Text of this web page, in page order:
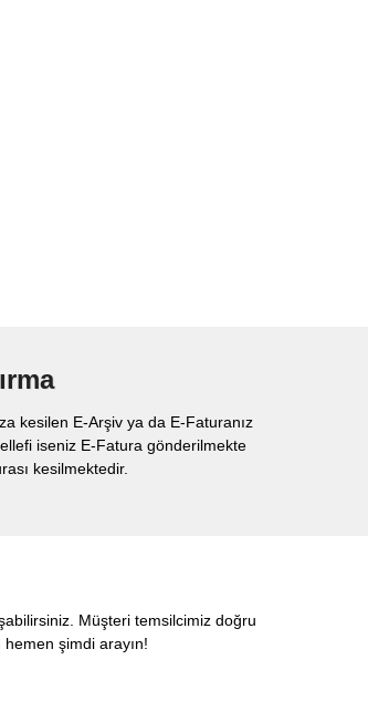
kesilen E-Arşiv ya da E-Faturanız
iseniz E-Fatura gönderilmekte
kesilmektedir.
Müşteri temsilcimiz doğru
şimdi arayın!